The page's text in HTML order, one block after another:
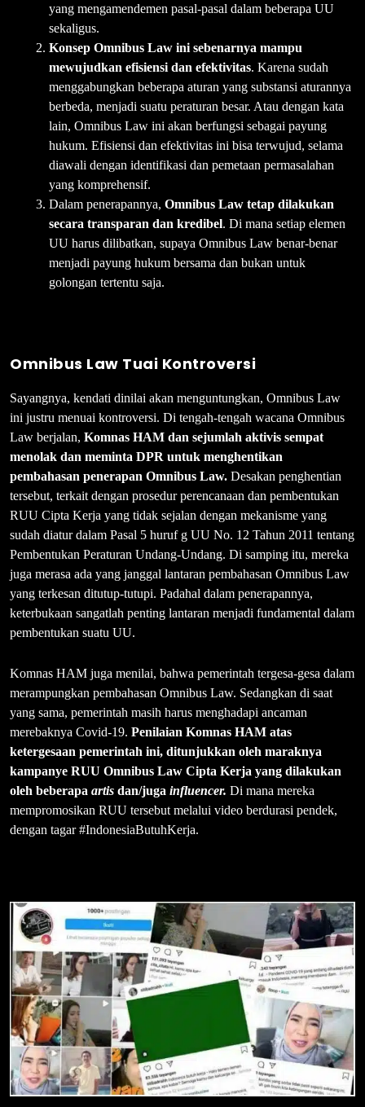
yang mengamendemen pasal-pasal dalam beberapa UU
sekaligus.
Konsep Omnibus Law ini sebenarnya mampu
mewujudkan efisiensi dan efektivitas. Karena sudah
menggabungkan beberapa aturan yang substansi aturannya
berbeda, menjadi suatu peraturan besar. Atau dengan kata
lain, Omnibus Law ini akan berfungsi sebagai payung
hukum. Efisiensi dan efektivitas ini bisa terwujud, selama
diawali dengan identifikasi dan pemetaan permasalahan
yang komprehensif.
Dalam penerapannya, Omnibus Law tetap dilakukan
secara transparan dan kredibel. Di mana setiap elemen
UU harus dilibatkan, supaya Omnibus Law benar-benar
menjadi payung hukum bersama dan bukan untuk
golongan tertentu saja.
Omnibus Law Tuai Kontroversi
Sayangnya, kendati dinilai akan menguntungkan, Omnibus Law
ini justru menuai kontroversi. Di tengah-tengah wacana Omnibus
Law berjalan, Komnas HAM dan sejumlah aktivis sempat
menolak dan meminta DPR untuk menghentikan
pembahasan penerapan Omnibus Law. Desakan penghentian
tersebut, terkait dengan prosedur perencanaan dan pembentukan
RUU Cipta Kerja yang tidak sejalan dengan mekanisme yang
sudah diatur dalam Pasal 5 huruf g UU No. 12 Tahun 2011 tentang
Pembentukan Peraturan Undang-Undang. Di samping itu, mereka
juga merasa ada yang janggal lantaran pembahasan Omnibus Law
yang terkesan ditutup-tutupi. Padahal dalam penerapannya,
keterbukaan sangatlah penting lantaran menjadi fundamental dalam
pembentukan suatu UU.
Komnas HAM juga menilai, bahwa pemerintah tergesa-gesa dalam
merampungkan pembahasan Omnibus Law. Sedangkan di saat
yang sama, pemerintah masih harus menghadapi ancaman
merebaknya Covid-19. Penilaian Komnas HAM atas
ketergesaan pemerintah ini, ditunjukkan oleh maraknya
kampanye RUU Omnibus Law Cipta Kerja yang dilakukan
oleh beberapa artis dan/juga influencer. Di mana mereka
mempromosikan RUU tersebut melalui video berdurasi pendek,
dengan tagar #IndonesiaButuhKerja.